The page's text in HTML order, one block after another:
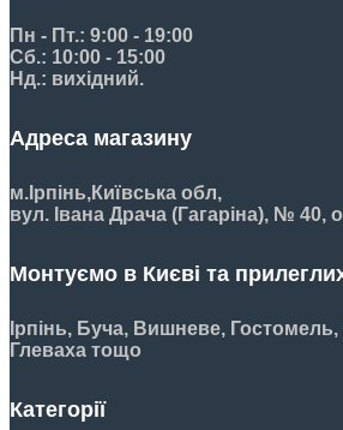
Пн - Пт.: 9:00 - 19:00
Сб.: 10:00 - 15:00
Нд.: вихідний.
Адреса магазину
м.Ірпінь,Київська обл,
вул. Івана Драча (Гагаріна), № 40,
Монтуємо в Києві та
Ірпінь, Буча, Вишневе,
Глеваха тощо
Категорії